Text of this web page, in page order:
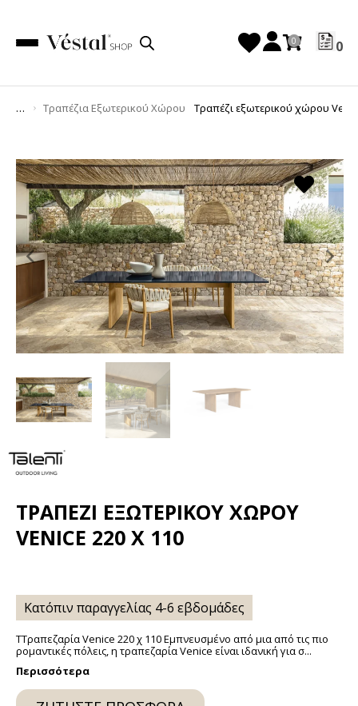
0
You are here:
Τραπέζια Εξωτερικού Χώρου Τραπέζι εξωτερικού χώρου
Previous
slide
ΤΡΑΠΈΖΙ ΕΞΩΤΕΡΙΚΟΎ ΧΏΡΟΥ
VENICE 220 X 110
Κατόπιν παραγγελίας 4-6 εβδομάδες
ΤΤραπεζαρία Venice 220 χ 110 Εμπνευσμένο από μια από τις πιο
ρομαντικές πόλεις, η τραπεζαρία Venice είναι ιδανική για σ...
Περισσότερα